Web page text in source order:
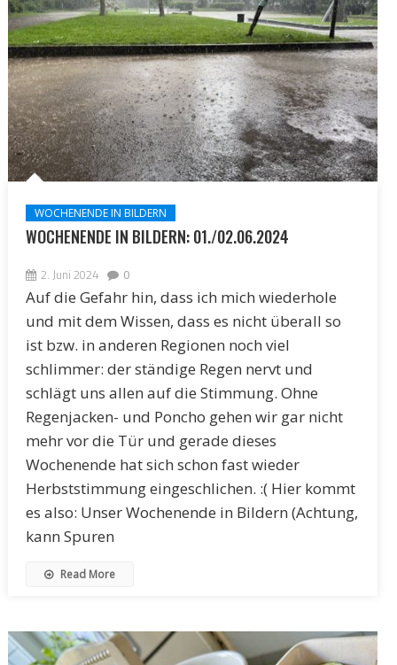
WOCHENENDE IN BILDERN
WOCHENENDE IN BILDERN: 01./02.06.2024
2. Juni 2024 0
Auf die Gefahr hin, dass ich mich wiederhole
und mit dem Wissen, dass es nicht überall so
ist bzw. in anderen Regionen noch viel
schlimmer: der ständige Regen nervt und
schlägt uns allen auf die Stimmung. Ohne
Regenjacken- und Poncho gehen wir gar nicht
mehr vor die Tür und gerade dieses
Wochenende hat sich schon fast wieder
Herbststimmung eingeschlichen. :( Hier kommt
es also: Unser Wochenende in Bildern (Achtung,
kann Spuren
Read More